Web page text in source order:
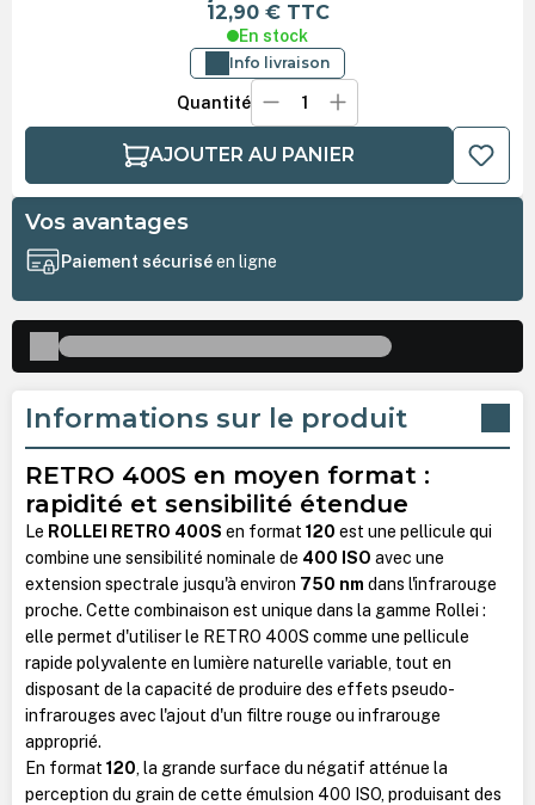
12,90 € TTC
En stock
Info livraison
Quantité
AJOUTER AU PANIER
Vos avantages
Paiement sécuriséen ligne
Informations sur le produit
RETRO 400S en moyen format :
rapidité et sensibilité étendue
Le ROLLEI RETRO 400S en format 120 est une pellicule qui
combine une sensibilité nominale de 400 ISO avec une
extension spectrale jusqu'à environ 750 nm dans l'infrarouge
proche. Cette combinaison est unique dans la gamme Rollei :
elle permet d'utiliser le RETRO 400S comme une pellicule
rapide polyvalente en lumière naturelle variable, tout en
disposant de la capacité de produire des effets pseudo-
infrarouges avec l'ajout d'un filtre rouge ou infrarouge
approprié.
En format 120, la grande surface du négatif atténue la
perception du grain de cette émulsion 400 ISO, produisant des